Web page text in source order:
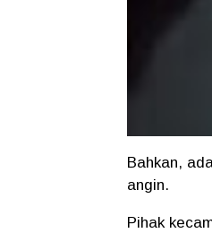
Bahkan,
angin.
Pihak